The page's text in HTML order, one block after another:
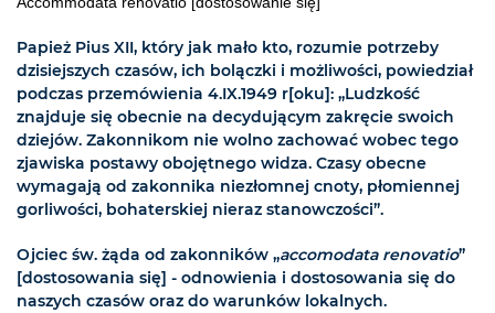
Papież Pius XII, który jak mało kto, rozumie potrzeby
dzisiejszych czasów, ich bolączki i możliwości, powiedział
podczas przemówienia 4.IX.1949 r[oku]: „Ludzkość
znajduje się obecnie na decydującym zakręcie swoich
dziejów. Zakonnikom nie wolno zachować wobec tego
zjawiska postawy obojętnego widza. Czasy obecne
wymagają od zakonnika niezłomnej cnoty, płomiennej
gorliwości, bohaterskiej nieraz stanowczości”.
Ojciec św. żąda od zakonników „accomodata renovatio”
[dostosowania się] - odnowienia i dostosowania się do
naszych czasów oraz do warunków lokalnych.